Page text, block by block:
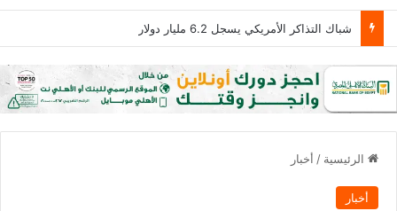
رودري يمنح برشلونة الضوء الأخضر.. وصراع مرتقب مع ريال مدريد
الرئيسية / أخبار
أخبار